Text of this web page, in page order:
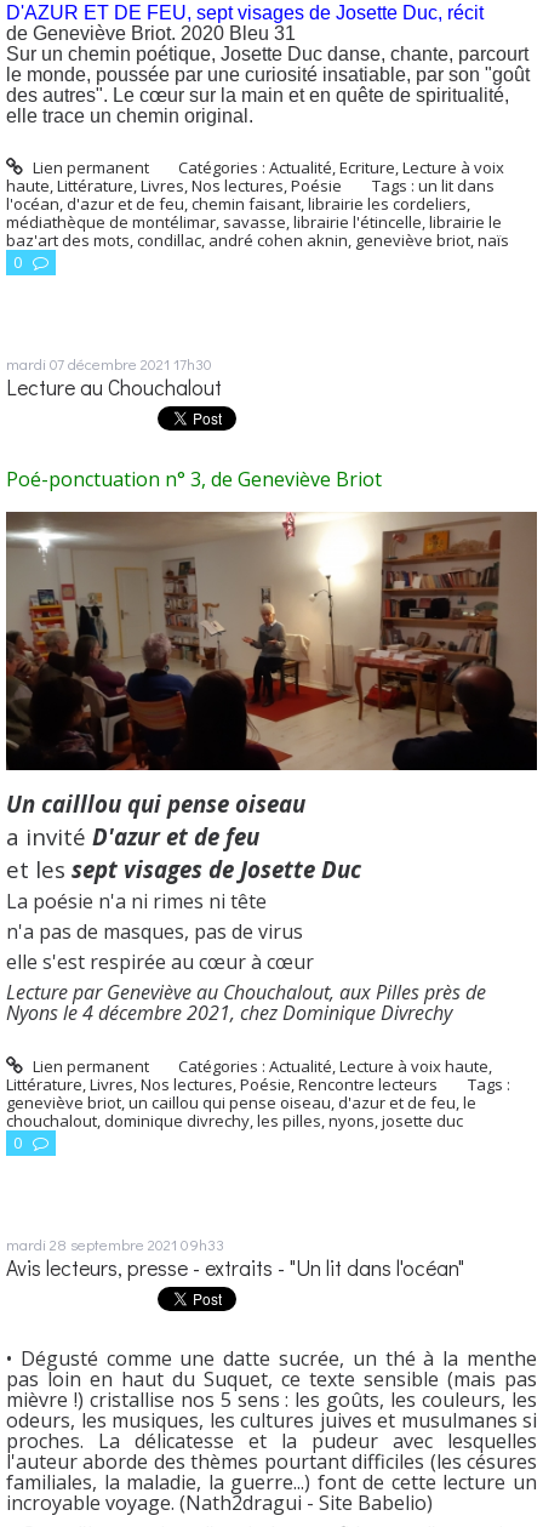
D'AZUR ET DE FEU, sept visages de Josette Duc, récit
de Geneviève Briot. 2020 Bleu 31
Sur un chemin poétique, Josette Duc danse, chante, parcourt
le monde, poussée par une curiosité insatiable, par son "goût
des autres". Le cœur sur la main et en quête de spiritualité,
elle trace un chemin original.
Lien permanent Catégories :Actualité,Ecriture,Lecture à voix
haute,Littérature,Livres,Nos lectures,Poésie Tags : un lit dans
l'océan, d'azur et de feu,chemin faisant,librairie les cordeliers,
médiathèque de montélimar, savasse,librairie l'étincelle,librairie le
baz'art des mots,condillac, andré cohen aknin, geneviève briot,naïs
0
mardi 07décembre 2021 17h30
Lecture au Chouchalout
Poé-ponctuation n° 3, de Geneviève Briot
Un cailllou qui pense oiseau
a invité D'azur et de feu
et les sept visages de Josette Duc
La poésie n'a ni rimes ni tête
n'a pas de masques, pas de virus
elle s'est respirée au cœur à cœur
Lecture par Geneviève au Chouchalout, aux Pilles près de
Nyons le 4 décembre 2021, chez Dominique Divrechy
Lien permanent Catégories :Actualité,Lecture à voix haute,
Littérature,Livres,Nos lectures,Poésie,Rencontre lecteurs
Tags :
geneviève briot,un caillou qui pense oiseau, d'azur et de feu,le
chouchalout, dominique divrechy,les pilles,nyons,josette duc
0
mardi 28 septembre 2021 09h33
Avis lecteurs, presse - extraits - "Un lit dans l'océan"
• Dégusté comme une datte sucrée, un thé à la menthe
pas loin en haut du Suquet, ce texte sensible (mais pas
mièvre !) cristallise nos 5 sens : les goûts, les couleurs, les
odeurs, les musiques, les cultures juives et musulmanes si
proches. La délicatesse et la pudeur avec lesquelles
l'auteur aborde des thèmes pourtant difficiles (les césures
familiales, la maladie, la guerre...) font de cette lecture un
incroyable voyage. (Nath2dragui - Site Babelio)